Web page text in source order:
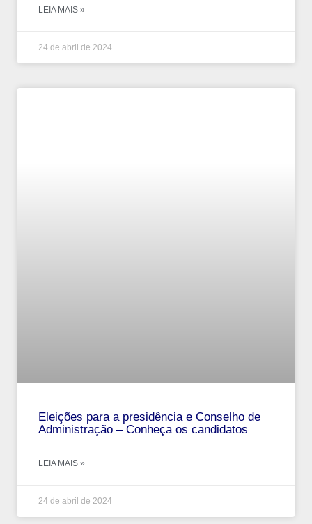
LEIA MAIS »
24 de abril de 2024
Eleições para a presidência e Conselho de
Administração – Conheça os candidatos
LEIA MAIS »
24 de abril de 2024